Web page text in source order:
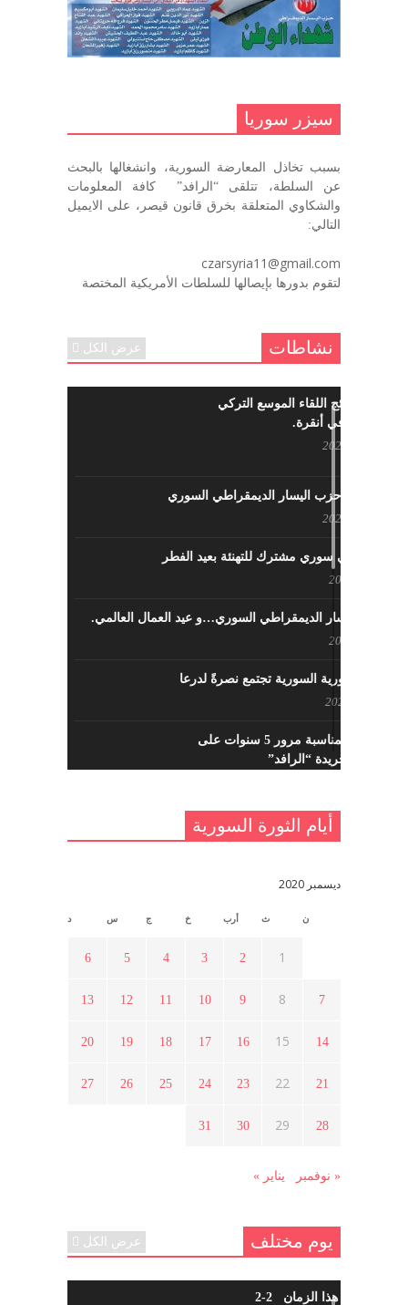
ما زلت خالدا في قلوبنا
في الذكرى السنوية لرحيل الرفيق منصور أتاسي أبو مطيع
رحمه الله. – عبد الله حاج محمد
ننساك – خالد الحموري
سيزر سوريا
بسبب تخاذل المعارضة السورية، وانشغالها بالبحث
عن السلطة، تتلقى “الرافد” كافة المعلومات
والشكاوي المتعلقة بخرق قانون قيصر، على الايميل
التالي:
czarsyria11@gmail.com
لتقوم بدورها بإيصالها للسلطات الأمريكية المختصة
نشاطات عرض الكل
ما هي نتائج اللقاء الموسع التركي
السوري في أنقرة.
نشاطات حزب اليسار الديمقراطي السوري
لقاء تركي سوري مشترك للتهنئة بعيد الفطر
حزب اليسار الديمقراطي السوري…و عيد العمال العالمي.
القوى الثورية السورية تجتمع نصرةً لدرعا
احتفالية بمناسبة مرور 5 سنوات على
تأسيس جريدة “الرافد”
القدس والربيع العربي في ندوة لحزب
أسبوع ثقافي في ذكرى الاستقلال
الثورة السورية ؟
في الثورة السورية ؟
أيام الثورة السورية
ديسمبر 2020
ن ث أرب خ ج س د
1
2
3
4
5
6
7
8
9
10
11
12
13
14
15
16
17
18
19
20
21
22
23
24
25
26
27
28
29
30
31
« نوفمبر يناير »
يوم مختلف عرض الكل
شاب من هذا الزمان 2-2